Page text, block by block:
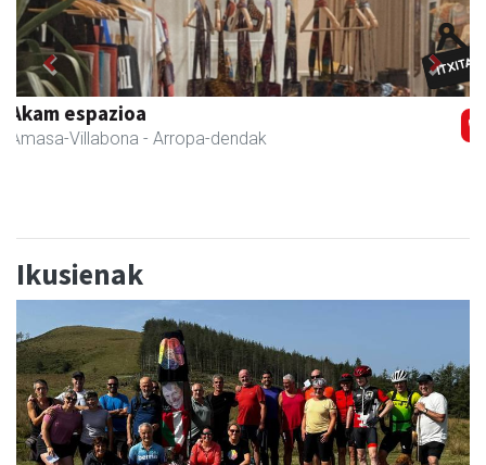
Zubimusu Ikastola
Amasa-Villabona - Hezkuntza
Previous Next
Ikusienak